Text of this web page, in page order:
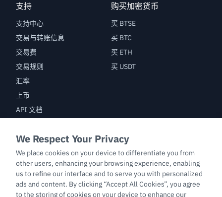
支持
支持中心
交易与转账信息
交易费
交易规则
汇率
上币
API 文档
购买加密货币
买 BTSE
买 BTC
买 ETH
买 USDT
交易
BTC/USDT
ETH/USDT